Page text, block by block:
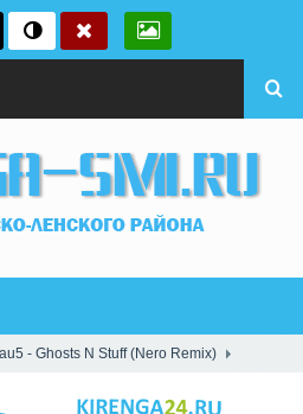
- Ghosts N Stuff (Nero Remix)